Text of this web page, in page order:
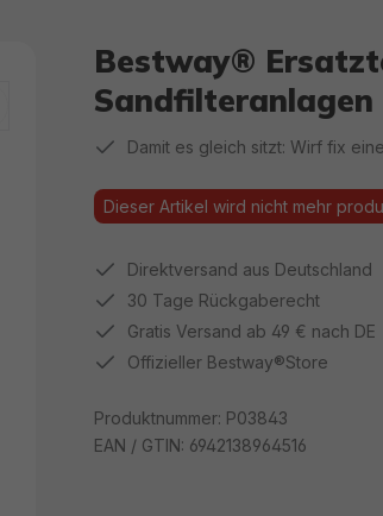
Bestway®
Sandfilteranlagen
Damit es gleich sitzt: Wirf fix
Dieser Artikel wird nicht mehr
Direktversand aus Deutschland
30 Tage Rückgaberecht
Gratis Versand ab 49 € nach DE
Offizieller Bestway®Store
Produktnummer: P03843
EAN / GTIN: 6942138964516